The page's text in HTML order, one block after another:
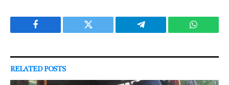
Facebook Twitter Telegram
RELATEDPOSTS